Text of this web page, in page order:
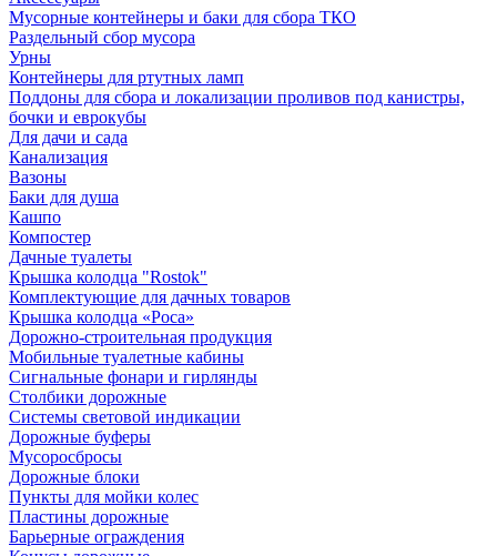
Мусорные контейнеры и баки для сбора ТКО
Раздельный сбор мусора
Урны
Контейнеры для ртутных ламп
Поддоны для сбора и локализации проливов под канистры,
бочки и еврокубы
Для дачи и сада
Канализация
Вазоны
Баки для душа
Кашпо
Компостер
Дачные туалеты
Крышка колодца "Rostok"
Комплектующие для дачных товаров
Крышка колодца «Роса»
Дорожно-строительная продукция
Мобильные туалетные кабины
Сигнальные фонари и гирлянды
Столбики дорожные
Системы световой индикации
Дорожные буферы
Мусоросбросы
Дорожные блоки
Пункты для мойки колес
Пластины дорожные
Барьерные ограждения